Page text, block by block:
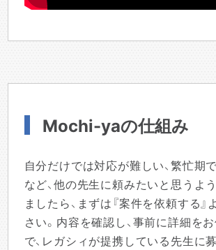
Mochi-yaの仕組み
自分だけでは対応が難しい、繁忙期
など、他の先生に頼みたいと思うよ
ましたら、まずは『案件を依頼する
さい。内容を確認し、事前に詳細を
で、レガシィが提携している先生に